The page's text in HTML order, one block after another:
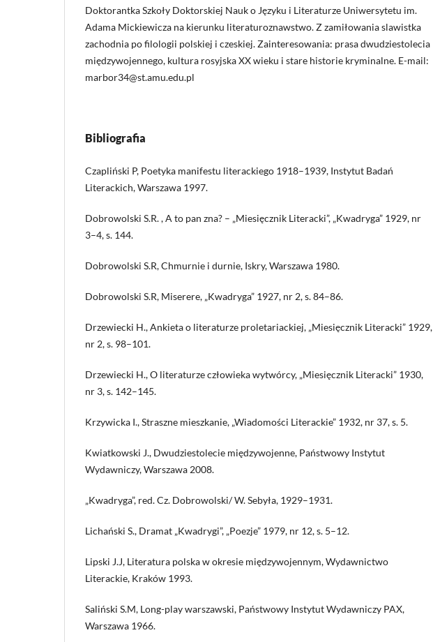
Doktorantka Szkoły Doktorskiej Nauk o Języku i Literaturze Uniwersytetu im.
Adama Mickiewicza na kierunku literaturoznawstwo. Z zamiłowania slawistka
zachodnia po filologii polskiej i czeskiej. Zainteresowania: prasa dwudziestolecia
międzywojennego, kultura rosyjska XX wieku i stare historie kryminalne. E-mail:
marbor34@st.amu.edu.pl
Bibliografia
Czapliński P, Poetyka manifestu literackiego 1918–1939, Instytut Badań
Literackich, Warszawa 1997.
Dobrowolski S.R. , A to pan zna? – „Miesięcznik Literacki”, „Kwadryga” 1929, nr
3–4, s. 144.
Dobrowolski S.R, Chmurnie i durnie, Iskry, Warszawa 1980.
Dobrowolski S.R, Miserere, „Kwadryga” 1927, nr 2, s. 84–86.
Drzewiecki H., Ankieta o literaturze proletariackiej, „Miesięcznik Literacki” 1929,
nr 2, s. 98–101.
Drzewiecki H., O literaturze człowieka wytwórcy, „Miesięcznik Literacki” 1930,
nr 3, s. 142–145.
Krzywicka I., Straszne mieszkanie, „Wiadomości Literackie” 1932, nr 37, s. 5.
Kwiatkowski J., Dwudziestolecie międzywojenne, Państwowy Instytut
Wydawniczy, Warszawa 2008.
„Kwadryga”, red. Cz. Dobrowolski/ W. Sebyła, 1929–1931.
Lichański S., Dramat „Kwadrygi”, „Poezje” 1979, nr 12, s. 5–12.
Lipski J.J, Literatura polska w okresie międzywojennym, Wydawnictwo
Literackie, Kraków 1993.
Saliński S.M, Long-play warszawski, Państwowy Instytut Wydawniczy PAX,
Warszawa 1966.